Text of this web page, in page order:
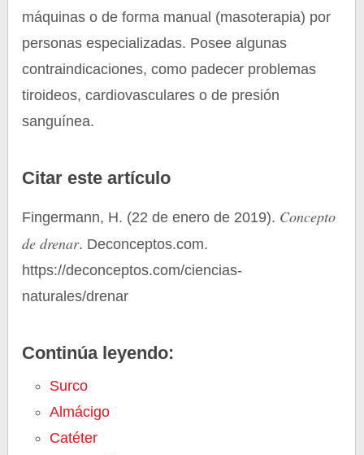
máquinas o de forma manual (masoterapia) por
personas especializadas. Posee algunas
contraindicaciones, como padecer problemas
tiroideos, cardiovasculares o de presión
sanguínea.
Citar este artículo
Fingermann, H. (22 de enero de 2019). Concepto
de drenar. Deconceptos.com.
https://deconceptos.com/ciencias-
naturales/drenar
Continúa leyendo:
Surco
Almácigo
Catéter